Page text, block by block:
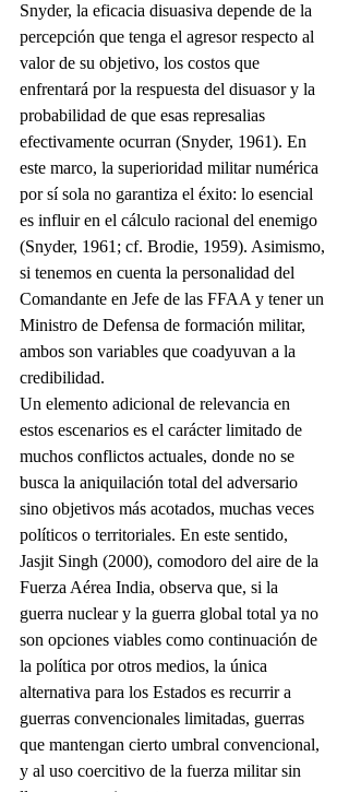
Snyder, la eficacia disuasiva depende de la
percepción que tenga el agresor respecto al
valor de su objetivo, los costos que
enfrentará por la respuesta del disuasor y la
probabilidad de que esas represalias
efectivamente ocurran (Snyder, 1961). En
este marco, la superioridad militar numérica
por sí sola no garantiza el éxito: lo esencial
es influir en el cálculo racional del enemigo
(Snyder, 1961; cf. Brodie, 1959). Asimismo,
si tenemos en cuenta la personalidad del
Comandante en Jefe de las FFAA y tener un
Ministro de Defensa de formación militar,
ambos son variables que coadyuvan a la
credibilidad.
Un elemento adicional de relevancia en
estos escenarios es el carácter limitado de
muchos conflictos actuales, donde no se
busca la aniquilación total del adversario
sino objetivos más acotados, muchas veces
políticos o territoriales. En este sentido,
Jasjit Singh (2000), comodoro del aire de la
Fuerza Aérea India, observa que, si la
guerra nuclear y la guerra global total ya no
son opciones viables como continuación de
la política por otros medios, la única
alternativa para los Estados es recurrir a
guerras convencionales limitadas, guerras
que mantengan cierto umbral convencional,
y al uso coercitivo de la fuerza militar sin